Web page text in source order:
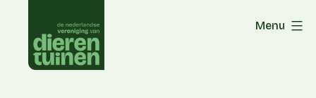
content
Menu